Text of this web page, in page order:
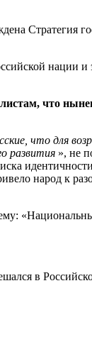
Стратегия
нации и
что
что для
развития », не
народ к
в